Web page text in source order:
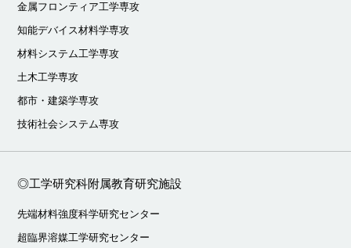
金属フロンティア工学専攻
知能デバイス材料学専攻
材料システム工学専攻
土木工学専攻
都市・建築学専攻
技術社会システム専攻
◎工学研究科附属教育研究施設
先端材料強度科学研究センター
超臨界溶媒工学研究センター